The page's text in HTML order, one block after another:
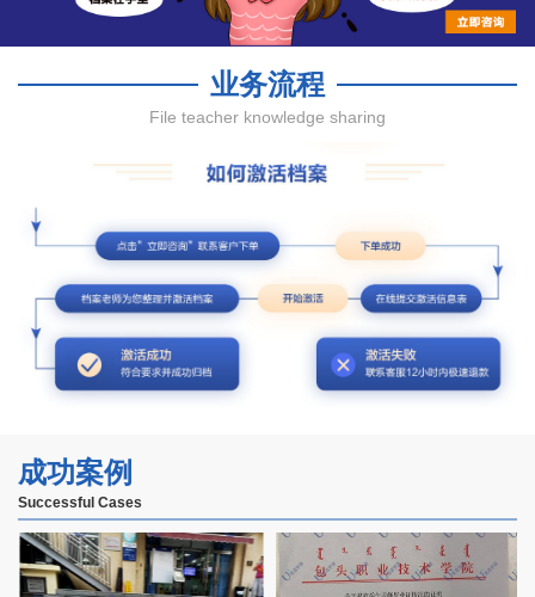
业务流程
File teacher knowledge sharing
成功案例
Successful Cases